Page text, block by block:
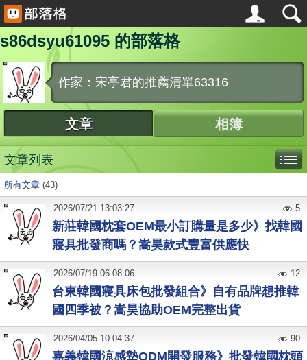
s86dsyu61095 的部落格
作家：宋亭君的推薦清單63316
文章 相簿
文章列表
所有文章 (43)
新莊韓國枕套OEM最小訂購量是多少》找韓國
寢具批發商嗎？嵩昊款式豐富供應快
2026/07/21 13:03:27 5
台東韓國寢具床包批發組合》自有品牌想推韓
國四季被？嵩昊協助OEM完整出貨
2026/07/19 06:08:06 12
嘉義韓國涼感墊ODM開發服務》批發韓國枕頭
2026/04/05 10:04:37 90